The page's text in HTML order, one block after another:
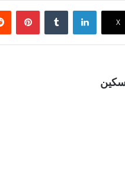
‫X
لينكدإن